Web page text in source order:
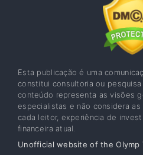
Esta publicação é uma
constitui consultoria ou
conteúdo representa as visões
especialistas e não considera
cada leitor, experiência de
financeira atual.
Unofficial website of the Olymp